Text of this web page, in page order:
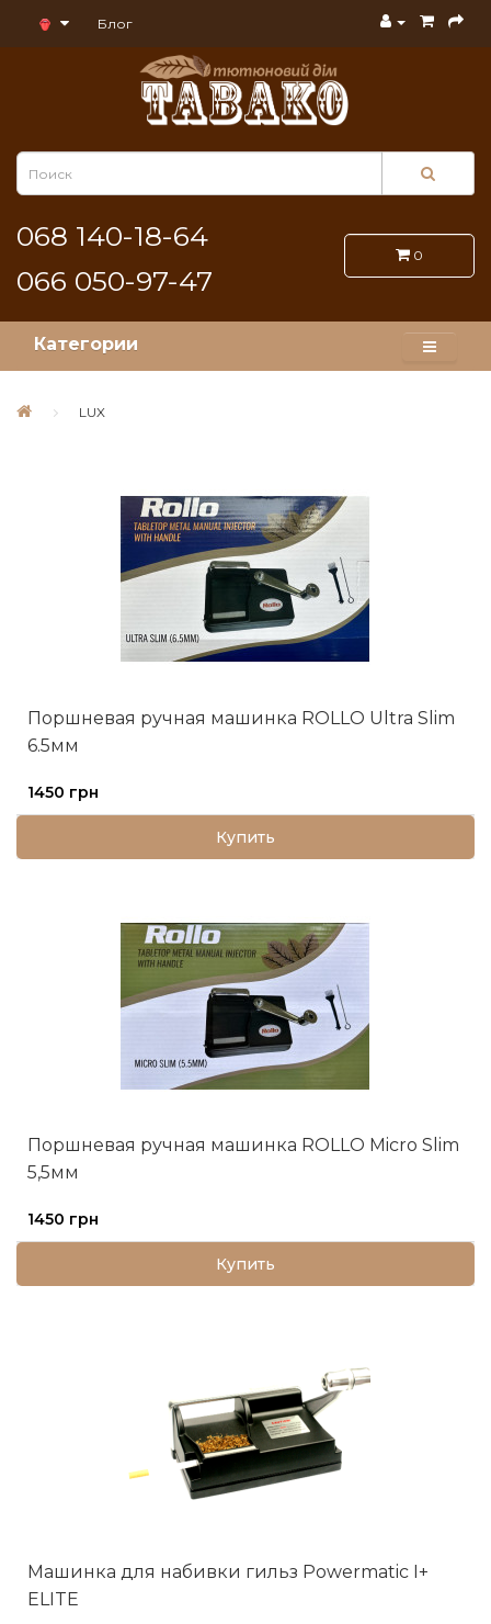
Блог
068 140-18-64
066 050-97-47
0
Категории
LUX
Поршневая ручная машинка ROLLO Ultra Slim
6.5мм
1450 грн
Купить
Поршневая ручная машинка ROLLO Micro Slim
5,5мм
1450 грн
Купить
Машинка для набивки гильз Powermatic I+
ELITE